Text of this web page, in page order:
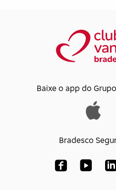
Baixe o app do
Bradesco